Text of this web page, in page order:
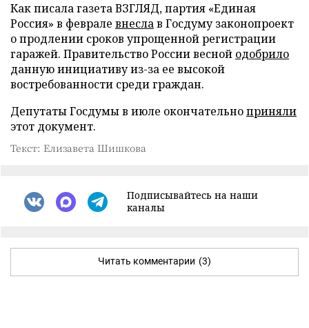
Как писала газета ВЗГЛЯД, партия «Единая
Россия» в феврале внеслав Госдуму законопроект
о продлении сроков упрощенной регистрации
гаражей. Правительство России весной одобрило
данную инициативу из-за ее высокой
востребованности среди граждан.
Депутаты Госдумы в июле окончательноприняли
этот документ.
Текст: Елизавета Шишкова
Подписывайтесь на наши
каналы
Читать комментарии (3)